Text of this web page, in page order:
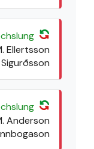
Ellertsson
Anderson